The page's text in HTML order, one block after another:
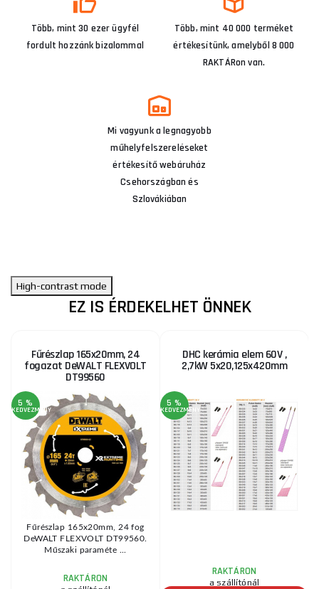
Több, mint 30 ezer ügyfél
fordult hozzánk bizalommal
Több, mint 40 000 terméket
értékesítünk, amelyből 8 000
RAKTÁRon van.
Mi vagyunk a legnagyobb
műhelyfelszereléseket
értékesítő webáruház
Csehországban és
Szlovákiában
High-contrast mode
EZ IS ÉRDEKELHET ÖNNEK
Fűrészlap 165x20mm, 24
fogazat DeWALT FLEXVOLT
DT99560
5 %
KEDVEZMÉNY
Fűrészlap 165x20mm, 24 fog
DeWALT FLEXVOLT DT99560.
Műszaki paraméte ...
RAKTÁRON
DHC kerámia elem 60V ,
2,7kW 5x20,125x420mm
5 %
KEDVEZMÉNY
RAKTÁRON
a szállítónál